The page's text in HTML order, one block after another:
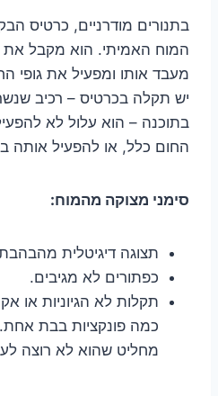
בתנורים מודרניים, כרטיס
המוח האמיתי. הוא מקבל את
מעבד אותו ומפעיל את גופי
יש תקלה בכרטיס – רכיב
בתוכנה – הוא עלול לא
החום כלל, או להפעיל אותה
סימני מצוקה מהמוח:
תצוגה דיגיטלית
כפתורים לא מגיבים.
תקלות לא הגיוניות או
כמה פונקציות בבת
מחליט שהוא לא רוצה